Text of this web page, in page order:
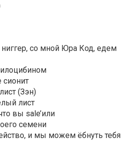
со мной Юра Код, едем
сионит
(Зэн)
лист
вы sale’или
семени
и мы можем ёбнуть тебя